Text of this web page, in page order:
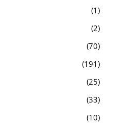
1
2
70
191
25
33
10